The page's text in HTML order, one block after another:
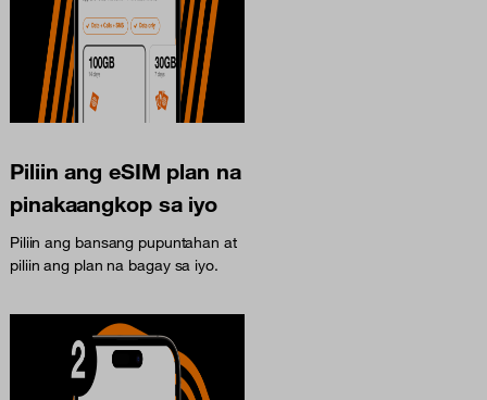
Piliin ang eSIM plan na
pinakaangkop sa iyo
Piliin ang bansang pupuntahan at
piliin ang plan na bagay sa iyo.